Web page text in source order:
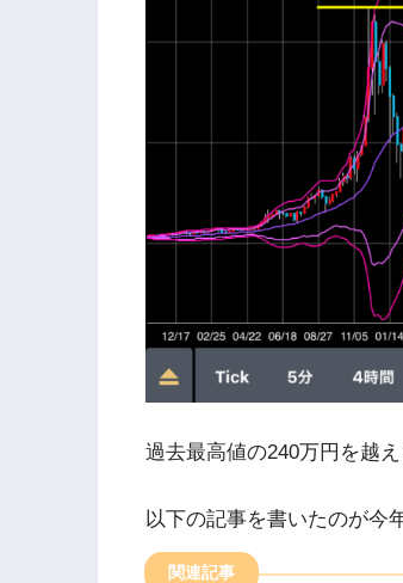
過去最高値の240万円を越
以下の記事を書いたのが今
関連記事